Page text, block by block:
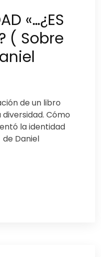
«…¿ES
( Sobre
de un libro
Cómo
la identidad
Daniel